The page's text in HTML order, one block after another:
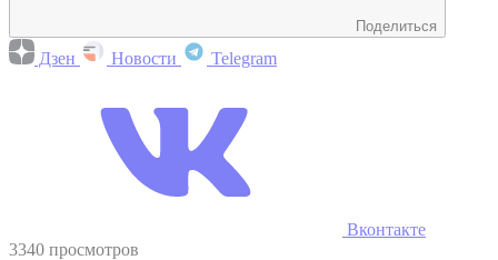
Поделиться
Дзен Новости Telegram
Вконтакте
3340 просмотров